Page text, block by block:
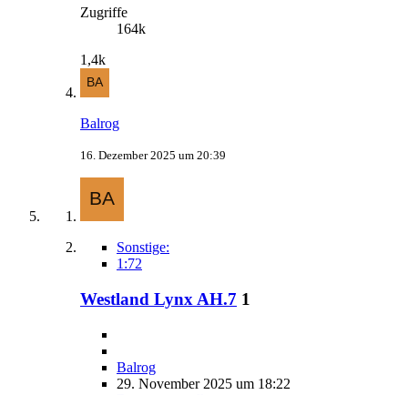
Zugriffe
164k
1,4k
Balrog
16. Dezember 2025 um 20:39
Sonstige:
1:72
Westland Lynx AH.7 1
Balrog
29. November 2025 um 18:22